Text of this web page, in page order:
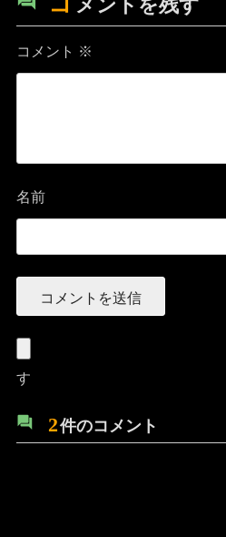
メントを残す
コメント ※
名前
す
2件のコメント